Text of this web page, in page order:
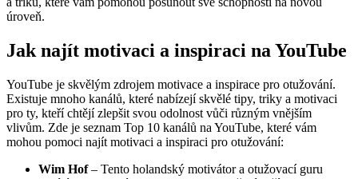
úroveň.
Jak najít motivaci a inspiraci na YouTube
YouTube je skvělým zdrojem motivace a inspirace pro otužování.
Existuje mnoho kanálů, které nabízejí skvělé tipy, triky a motivaci
pro ty, kteří chtějí zlepšit svou odolnost vůči různým vnějším
vlivům. Zde je seznam Top 10 kanálů na YouTube, které vám
mohou pomoci najít motivaci a inspiraci pro otužování:
Wim Hof– Tento holandský motivátor a otužovací guru